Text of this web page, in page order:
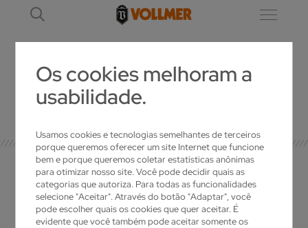
Os cookies melhoram a
usabilidade.
Usamos cookies e tecnologias semelhantes de terceiros
porque queremos oferecer um site Internet que funcione
bem e porque queremos coletar estatísticas anônimas
para otimizar nosso site. Você pode decidir quais as
categorias que autoriza. Para todas as funcionalidades
selecione "Aceitar". Através do botão "Adaptar", você
pode escolher quais os cookies que quer aceitar. É
evidente que você também pode aceitar somente os
DETALHE
O SEU CONTATO